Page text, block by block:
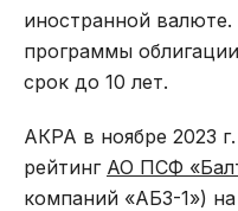
иностранной
программы
срок до 10 лет.
АКРА в ноябре 2023
рейтинг АО ПСФ
компаний «АБЗ-1»)